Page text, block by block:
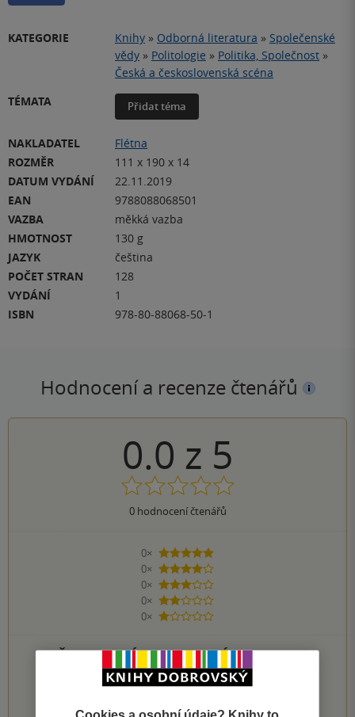
KATEGORIE Knihy » Odborná literatura » Společenské
vědy » Politologie » Politika, Společnost »
Česká a československá scéna
TÉMATA
Přidat téma
NAKLADATEL
Flétna
ROZMĚR
111 x 190 x 14
DATUM VYDÁNÍ
22.11.2019
EAN
9788088068501
VAZBA
měkká vazba
HMOTNOST
130 g
JAZYK
čeština
POČET STRAN
128
VYDÁNÍ
1
ISBN
978-80-88068-50-1
Hodnocení a recenze čtenářů
0.0 z 5
0hodnocení čtenářů
0×
5 hvězdiček
0×
4 hvězdičky
0×
3 hvězdičky
0×
2 hvězdičky
0×
1 hvezdička
PŘIDEJTE SVÉ HODNOCENÍ KNIHY
1 2 3 4 5
Cookies a osobní údaje? Knihy to